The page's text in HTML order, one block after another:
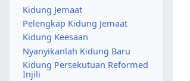
Kidung Jemaat
Pelengkap Kidung Jemaat
Kidung Keesaan
Nyanyikanlah Kidung Baru
Kidung Persekutuan Reformed
Injili